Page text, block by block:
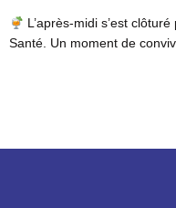
L’après-midi s’est
Santé. Un moment de